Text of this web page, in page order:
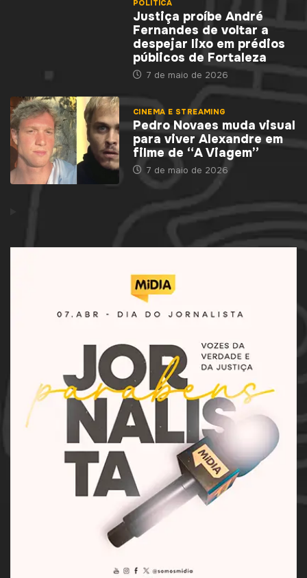
POLÍTICA
Justiça proíbe André
Fernandes de voltar a
despejar lixo em prédios
públicos de Fortaleza
7 de maio de 2026
CINEMA E STREAMING
Pedro Novaes muda visual
para viver Alexandre em
filme de “A Viagem”
7 de maio de 2026